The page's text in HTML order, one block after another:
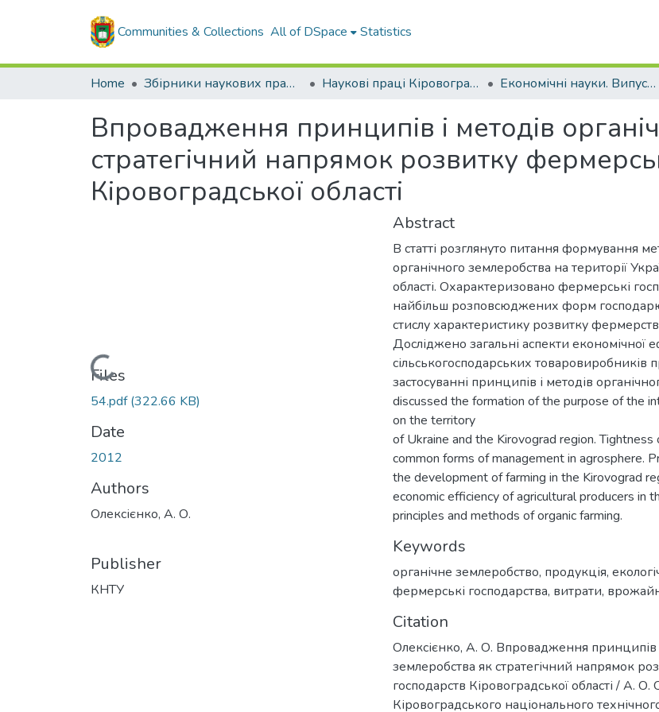
Communities & Collections All of DSpace Statistics
Home Збірники наукових праць ЦНТУ Наукові праці Кіровоградського національного технічного університету. Економічні науки. Економічні науки. Випуск 22. Частина 2. – 2012
Впровадження принципів і методів
стратегічний напрямок розвитку
Кіровоградської області
Loading...
Files
54.pdf(322.66 KB)
Date
2012
Authors
Олексієнко, А. О.
Publisher
КНТУ
Abstract
В статті розглянуто питання формування
органічного землеробства на території
області. Охарактеризовано фермерські
найбільш розповсюджених форм
стислу характеристику розвитку
Досліджено загальні аспекти економічної
сільськогосподарських товаровиробників
застосуванні принципів і методів
discussed the formation of the purpose of the
on the territory
of Ukraine and the Kirovograd region.
common forms of management in agrosphere.
the development of farming in the Kirovograd
economic efficiency of agricultural producers in
principles and methods of organic farming.
Keywords
органічне землеробство, продукція,
фермерські господарства, витрати,
Citation
Олексієнко, А. О. Впровадження принципів
землеробства як стратегічний напрямок
господарств Кіровоградської області / А. О.
Кіровоградського національного